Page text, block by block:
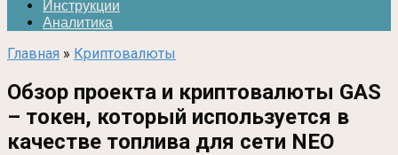
Инструкции
Аналитика
Главная » Криптовалюты
Обзор проекта и криптовалюты GAS
– токен, который используется в
качестве топлива для сети NEO